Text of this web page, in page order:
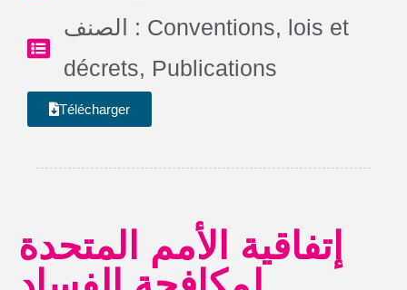
الصنف : Conventions, lois et
décrets, Publications
Télécharger
إتفاقية الأمم المتحدة